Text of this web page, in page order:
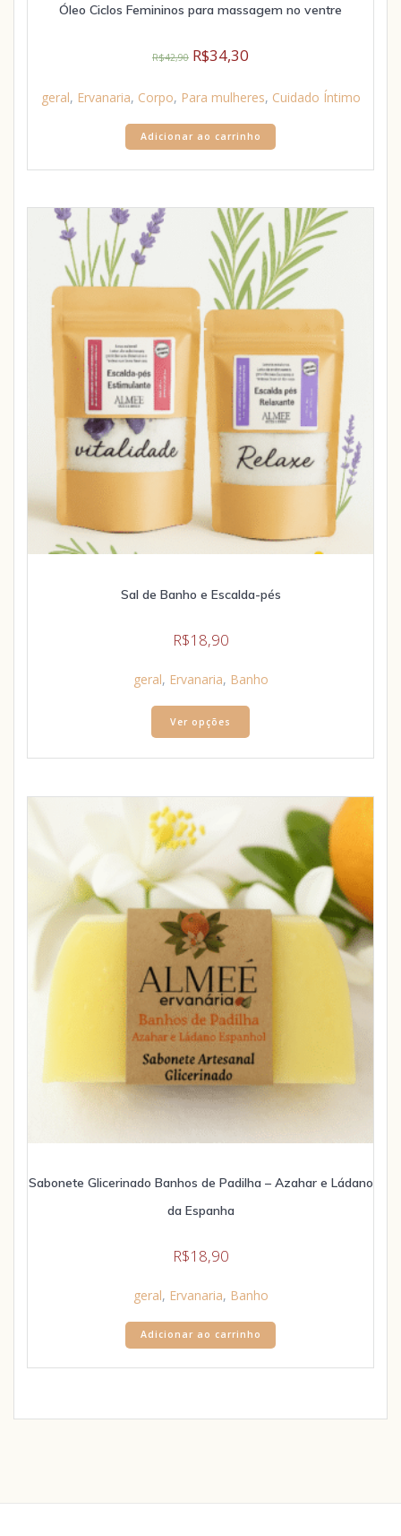
Óleo Ciclos Femininos para massagem no ventre
R$42,90 R$34,30
geral, Ervanaria, Corpo, Para mulheres, Cuidado Íntimo
Adicionar ao carrinho
Sal de Banho e Escalda-pés
R$18,90
geral, Ervanaria, Banho
Ver opções
Sabonete Glicerinado Banhos de Padilha – Azahar e Ládano
da Espanha
R$18,90
geral, Ervanaria, Banho
Adicionar ao carrinho